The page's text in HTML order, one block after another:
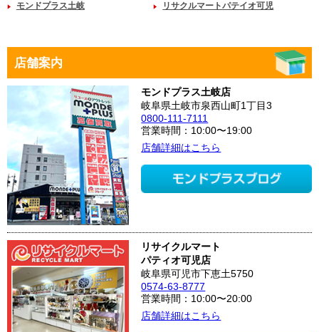
モンドプラス土岐 リサクルマートパテイオ可児
店舗案内
モンドプラス土岐店
岐阜県土岐市泉西山町1丁目3
0800-111-7111
営業時間：10:00〜19:00
店舗詳細はこちら
リサイクルマート
パティオ可児店
岐阜県可児市下恵土5750
0574-63-8777
営業時間：10:00〜20:00
店舗詳細はこちら